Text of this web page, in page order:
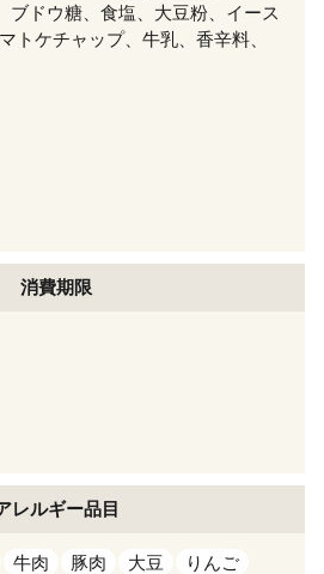
ブドウ糖、食塩、大豆粉、イース
トケチャップ、牛乳、香辛料、
消費期限
レルギー品目
牛肉 豚肉 大豆 りんご